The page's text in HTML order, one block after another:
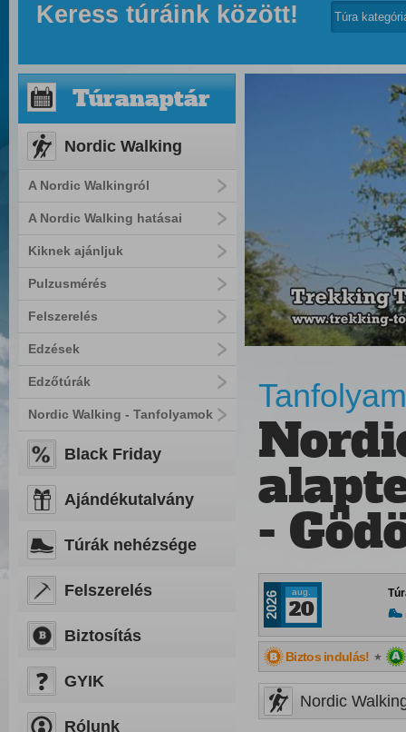
Keress túráink között!
Túranaptár
Nordic Walking
A Nordic Walkingról
A Nordic Walking hatásai
Kiknek ajánljuk
Pulzusmérés
Felszerelés
Edzések
Edzőtúrák
Nordic Walking - Tanfolyamok
Black Friday
Ajándékutalvány
Túrák nehézsége
Felszerelés
Biztosítás
GYIK
Rólunk
-
2026 aug.
20
Biztos indulás! ★
Nordic